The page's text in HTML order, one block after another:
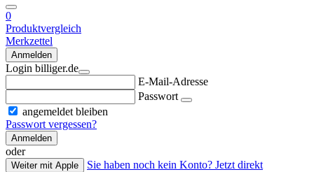
0
Produktvergleich
Merkzettel
Anmelden
Login billiger.de
E-Mail-Adresse
Passwort
angemeldet bleiben
Passwort vergessen?
Anmelden
oder
Weiter mit Apple
Sie haben noch kein Konto? Jetzt direkt